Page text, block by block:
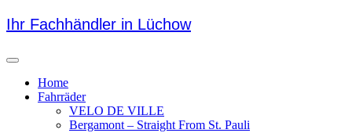
Skip
to
Ihr Fachhändler in Lüchow
Menu
Home
Fahrräder
VELO DE VILLE
Bergamont – Straight From St. Pauli